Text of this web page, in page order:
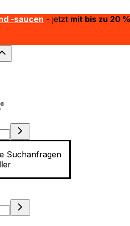
-saucen - jetzt mit bis zu 20 %
Suchanfragen